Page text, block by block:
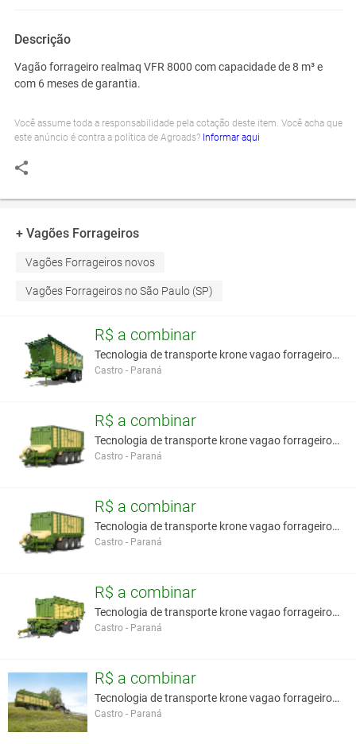
Descrição
Vagão forrageiro realmaq VFR 8000 com capacidade de 8 m³ e
com 6 meses de garantia.
Você assume toda a responsabilidade pela cotação deste item. Você acha que
este anúncio é contra a política de Agroads? Informar aqui
+ Vagões Forrageiros
Vagões Forrageiros novos
Vagões Forrageiros no São Paulo (SP)
R$ a combinar
Tecnologia de transporte krone vagao forrageiro de
Castro - Paraná
R$ a combinar
Tecnologia de transporte krone vagao forrageiro au
Castro - Paraná
R$ a combinar
Tecnologia de transporte krone vagao forrageiro au
Castro - Paraná
R$ a combinar
Tecnologia de transporte krone vagao forrageiro au
Castro - Paraná
R$ a combinar
Tecnologia de transporte krone vagao forrageiro au
Castro - Paraná